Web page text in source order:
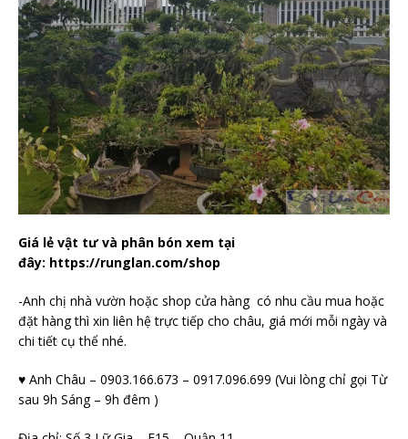
Giá lẻ vật tư và phân bón xem tại
đây: https://runglan.com/shop
-Anh chị nhà vườn hoặc shop cửa hàng có nhu cầu mua hoặc
đặt hàng thì xin liên hệ trực tiếp cho châu, giá mới mỗi ngày và
chi tiết cụ thể nhé.
♥ Anh Châu – 0903.166.673 – 0917.096.699 (Vui lòng chỉ gọi Từ
sau 9h Sáng – 9h đêm )